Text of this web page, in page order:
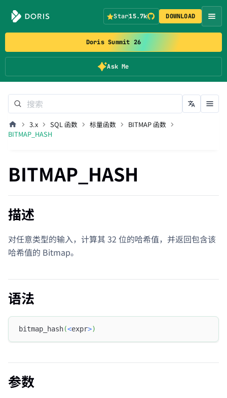
Doris Summit 26
Ask Me
Star15.7k DOWNLOAD
3.x SQL 函数 标量函数
BITMAP 函数
BITMAP_HASH
BITMAP_HASH
描述
对任意类型的输入，计算其 32 位的哈希值，并返回包含该
哈希值的 Bitmap。
语法
bitmap_hash(<expr>)
参数